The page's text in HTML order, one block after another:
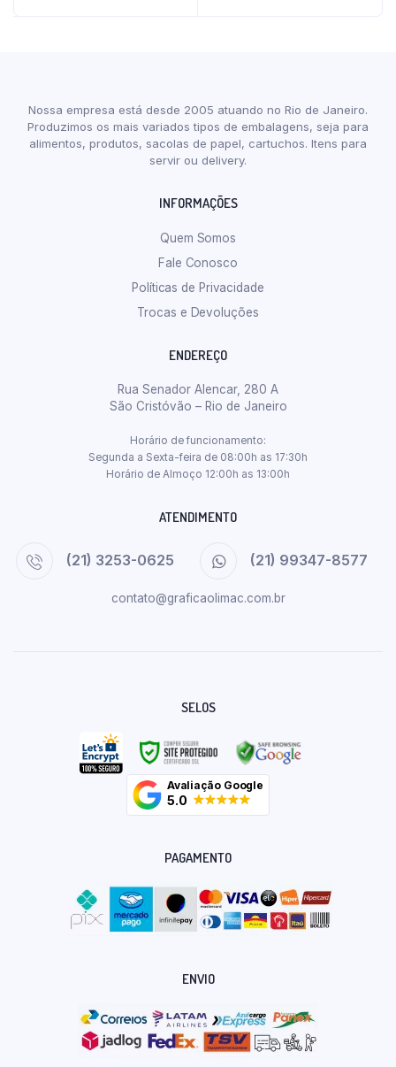
Nossa empresa está desde 2005 atuando no Rio de Janeiro.
Produzimos os mais variados tipos de embalagens, seja para
alimentos, produtos, sacolas de papel, cartuchos. Itens para
servir ou delivery.
INFORMAÇÕES
Quem Somos
Fale Conosco
Políticas de Privacidade
Trocas e Devoluções
ENDEREÇO
Rua Senador Alencar, 280 A
São Cristóvão – Rio de Janeiro
Horário de funcionamento:
Segunda a Sexta-feira de 08:00h as 17:30h
Horário de Almoço 12:00h as 13:00h
ATENDIMENTO
(21) 3253-0625 (21) 99347-8577
contato@graficaolimac.com.br
SELOS
Avaliação Google
5.0
PAGAMENTO
ENVIO